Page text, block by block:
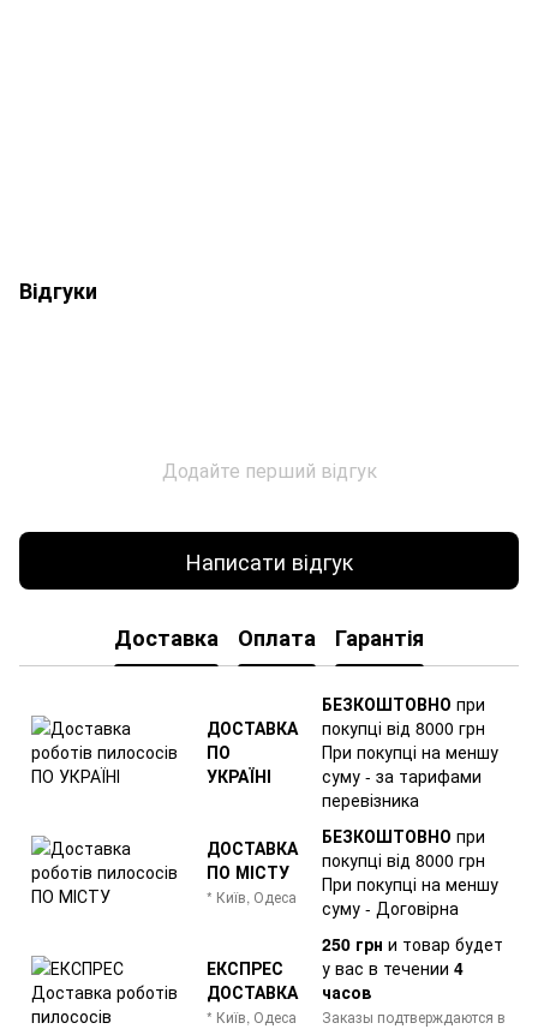
Відгуки
Додайте перший відгук
Написати відгук
Доставка Оплата Гарантія
ДОСТАВКА
ПО
УКРАЇНІ
БЕЗКОШТОВНО при
покупці від 8000 грн
При покупці на меншу
суму - за тарифами
перевізника
ДОСТАВКА
ПО МІСТУ
* Київ, Одеса
БЕЗКОШТОВНО при
покупці від 8000 грн
При покупці на меншу
суму - Договірна
ЕКСПРЕС
ДОСТАВКА
* Київ, Одеса
250 грн и товар будет
у вас в течении 4
часов
Заказы подтверждаются в